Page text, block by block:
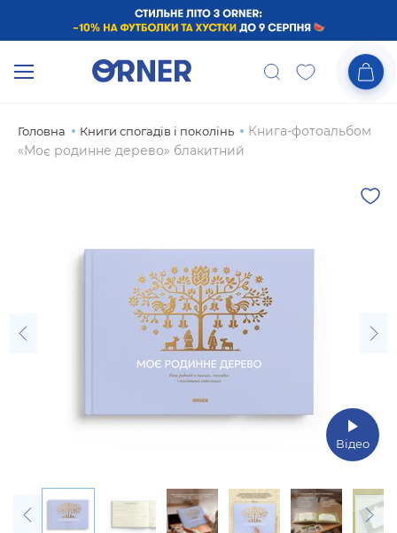
Головна Книги спогадів і поколінь
Книга-фотоальбом
«Моє родинне дерево» блакитний
Відео